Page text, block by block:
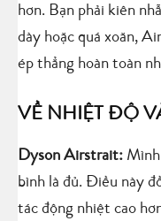
hơn. Bạn phải kiên
dày hoặc quá xoăn,
ép thẳng hoàn toàn
VỀ NHIỆT ĐỘ
Dyson Airstrait:
bình là đủ. Điều này
tác động nhiệt cao